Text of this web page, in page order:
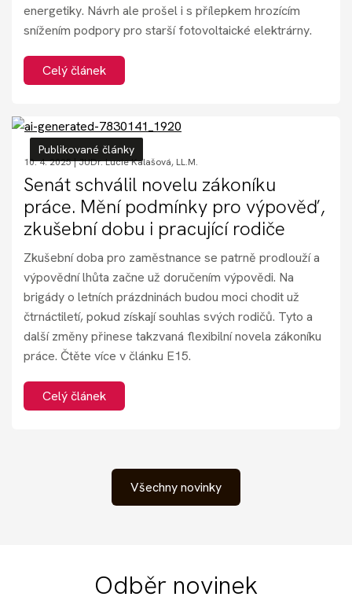
energetiky. Návrh ale prošel i s přílepkem hrozícím
snížením podpory pro starší fotovoltaické elektrárny.
Celý článek
Publikované články
10. 4. 2025 |JUDr. Lucie Kalašová, LL.M.
Senát schválil novelu zákoníku
práce. Mění podmínky pro výpověď,
zkušební dobu i pracující rodiče
Zkušební doba pro zaměstnance se patrně prodlouží a
výpovědní lhůta začne už doručením výpovědi. Na
brigády o letních prázdninách budou moci chodit už
čtrnáctiletí, pokud získají souhlas svých rodičů. Tyto a
další změny přinese takzvaná flexibilní novela zákoníku
práce. Čtěte více v článku E15.
Celý článek
Všechny novinky
Odběr novinek